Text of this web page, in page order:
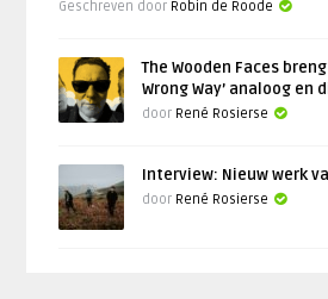
Geschreven door Robin de Roode
The Wooden Faces
Wrong Way’ analoog en
door René Rosierse
Interview: Nieuw werk
door René Rosierse